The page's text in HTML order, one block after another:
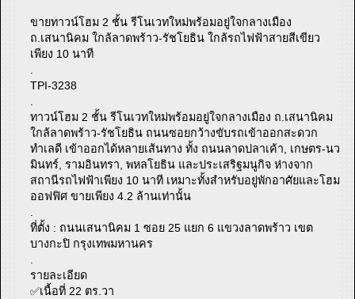
ขายทาวน์โฮม 2 ชั้น รีโนเวทใหม่พร้อมอยู่ใจกลางเมือง
ถ.เสนานิคม ใกล้ลาดพร้าว-รัชโยธิน ใกล้รถไฟฟ้าสายสีเขียว
เพียง 10 นาที
TPI-3238
ทาวน์โฮม 2 ชั้น รีโนเวทใหม่พร้อมอยู่ใจกลางเมือง ถ.เสนานิคม
ใกล้ลาดพร้าว-รัชโยธิน ถนนซอยกว้างขับรถเข้าออกสะดวก
ทำเลดี เข้าออกได้หลายเส้นทาง ทั้ง ถนนลาดปลาเค้า, เกษตร-นว
มินทร์, รามอินทรา, พหลโยธิน และประเสริฐมนูกิจ ห่างจาก
สถานีรถไฟฟ้าเพียง 10 นาที เหมาะทั้งสำหรับอยู่พักอาศัยและโฮม
ออฟฟิศ ขายเพียง 4.2 ล้านเท่านั้น
ที่ตั้ง : ถนนเสนานิคม 1 ซอย 25 แยก 6 แขวงลาดพร้าว เขต
บางกะปิ กรุงเทพมหานคร
รายละเอียด
✅เนื้อที่ 22 ตร.วา